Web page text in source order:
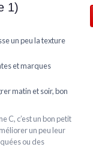
1)
un peu la texture
et marques
matin et soir, bon
C, c’est un bon petit
un peu leur
ou des